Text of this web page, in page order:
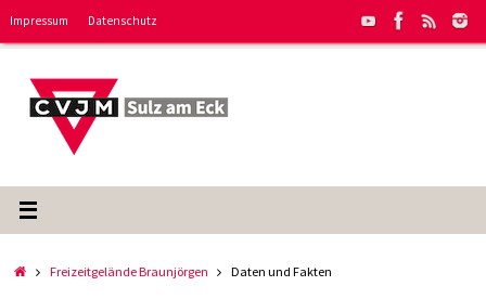
Impressum Datenschutz
StartFreizeitgelände Braunjörgen Daten und Fakten